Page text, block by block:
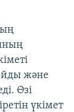
және
Өзі
үкімет